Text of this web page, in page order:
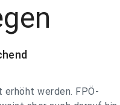
erhöht werden. FPÖ-